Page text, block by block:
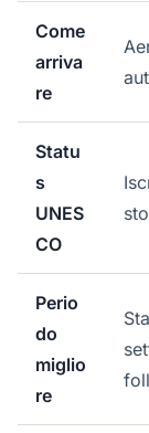
Come
arriva
re
Statu
s
UNES
CO
Perio
do
miglio
re